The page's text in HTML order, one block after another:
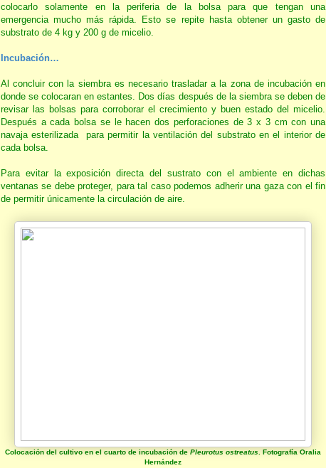
colocarlo solamente en la periferia de la bolsa para que tengan una
emergencia mucho más rápida. Esto se repite hasta obtener un gasto de
substrato de 4 kg y 200 g de micelio.
Incubación…
Al concluir con la siembra es necesario trasladar a la zona de incubación en
donde se colocaran en estantes. Dos días después de la siembra se deben de
revisar las bolsas para corroborar el crecimiento y buen estado del micelio.
Después a cada bolsa se le hacen dos perforaciones de 3 x 3 cm con una
navaja esterilizada para permitir la ventilación del substrato en el interior de
cada bolsa.
Para evitar la exposición directa del sustrato con el ambiente en dichas
ventanas se debe proteger, para tal caso podemos adherir una gaza con el fin
de permitir únicamente la circulación de aire.
Colocación del cultivo en el cuarto de incubación de Pleurotus ostreatus . Fotografía Oralia
Hernández